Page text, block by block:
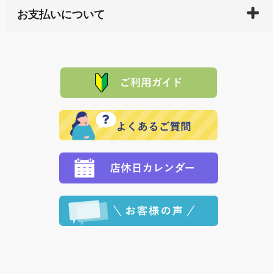
サイト内で購入された商品の送料は、こちらの
全国送
れの生産メーカーからお客様の元へ直送いたしますの
で、 それぞれ個別に送料が必要になります。
または配送途中の 事故などで不都合が生じている場合
品代金を返金いたします。）
その際は誠に申し訳ありませんが、当協会までご注文
願いいたします。
お支払いについて
た場合、お客様からの ご入金を確認した後で、商品を
※「クレジットカード」「PayPay」「楽天ペイ」を指
定された場合は、準備出来次第の便にてお送りいたし
ます。 （到着日指定をされている場合は、ご指定の日
程に合わせてお届けいたします。）